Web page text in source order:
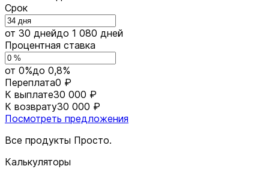
Срок
от 30 днейдо 1 080 дней
Процентная ставка
от 0%до 0,8%
Переплата0 ₽
К выплате30 000 ₽
К возврату30 000 ₽
Посмотреть предложения
Все продукты Просто.
Калькуляторы